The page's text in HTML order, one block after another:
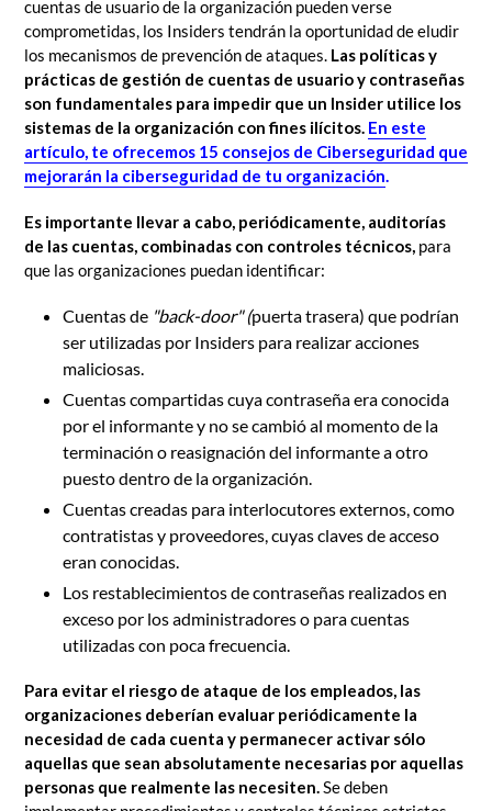
cuentas de usuario de la organización pueden verse
comprometidas, los Insiders tendrán la oportunidad de eludir
los mecanismos de prevención de ataques. Las políticas y
prácticas de gestión de cuentas de usuario y contraseñas
son fundamentales para impedir que un Insider utilice los
sistemas de la organización con fines ilícitos. En este
artículo, te ofrecemos 15 consejos de Ciberseguridad que
mejorarán la ciberseguridad de tu organización.
Es importante llevar a cabo, periódicamente, auditorías
de las cuentas, combinadas con controles técnicos, para
que las organizaciones puedan identificar:
Cuentas de "back-door" (puerta trasera) que podrían
ser utilizadas por Insiders para realizar acciones
maliciosas.
Cuentas compartidas cuya contraseña era conocida
por el informante y no se cambió al momento de la
terminación o reasignación del informante a otro
puesto dentro de la organización.
Cuentas creadas para interlocutores externos, como
contratistas y proveedores, cuyas claves de acceso
eran conocidas.
Los restablecimientos de contraseñas realizados en
exceso por los administradores o para cuentas
utilizadas con poca frecuencia.
Para evitar el riesgo de ataque de los empleados, las
organizaciones deberían evaluar periódicamente la
necesidad de cada cuenta y permanecer activar sólo
aquellas que sean absolutamente necesarias por aquellas
personas que realmente las necesiten.Se deben